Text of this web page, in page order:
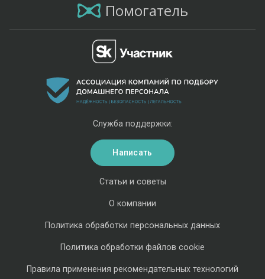
Помогатель
Статьи и советы
О компании
Политика обработки персональных данных
Политика обработки файлов cookie
Правила применения рекомендательных технологий
Служба поддержки:
Написать